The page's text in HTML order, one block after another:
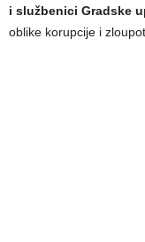
i službenici Gradske
oblike korupcije i